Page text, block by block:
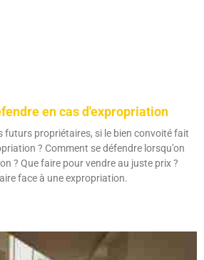
en cas d'expropriation
futurs propriétaires, si le bien convoité fait
? Comment se défendre lorsqu’on
? Que faire pour vendre au juste prix ?
face à une expropriation.